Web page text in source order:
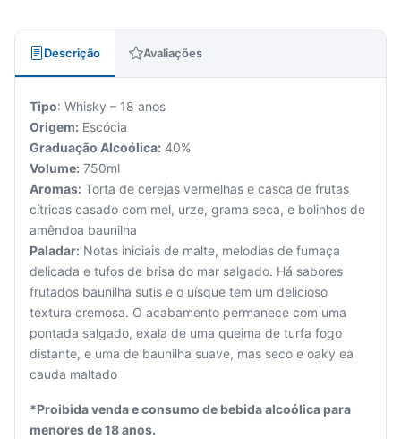
Seu
carrinho
vazio.
Adicione
para
começar.
Descrição Avaliações
Tipo: Whisky – 18 anos
Origem: Escócia
Graduação Alcoólica: 40%
Volume: 750ml
Aromas: Torta de cerejas vermelhas e casca de frutas
cítricas casado com mel, urze, grama seca, e bolinhos de
amêndoa baunilha
Paladar: Notas iniciais de malte, melodias de fumaça
delicada e tufos de brisa do mar salgado. Há sabores
frutados baunilha sutis e o uísque tem um delicioso
textura cremosa. O acabamento permanece com uma
pontada salgado, exala de uma queima de turfa fogo
distante, e uma de baunilha suave, mas seco e oaky ea
cauda maltado
*Proibida venda e consumo de bebida alcoólica para
menores de 18 anos.